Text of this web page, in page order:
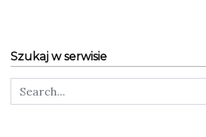
Szukaj w serwisie